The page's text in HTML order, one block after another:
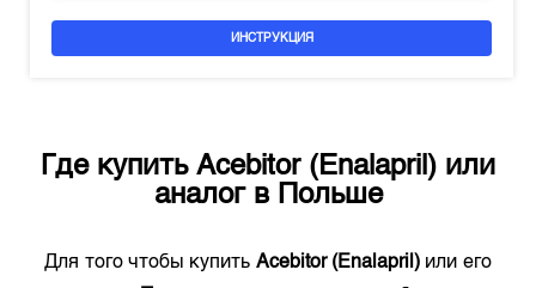
ИНСТРУКЦИЯ
Где купить Acebitor (Enalapril) или
аналог в Польше
Для того чтобы купить Acebitor (Enalapril)или его